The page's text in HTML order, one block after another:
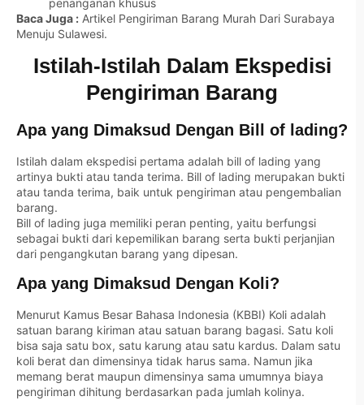
Baca Juga : Artikel Pengiriman Barang Murah Dari Surabaya
Menuju Sulawesi.
Istilah-Istilah Dalam Ekspedisi
Pengiriman Barang
Apa yang Dimaksud Dengan Bill of lading?
Istilah dalam ekspedisi pertama adalah bill of lading yang
artinya bukti atau tanda terima. Bill of lading merupakan bukti
atau tanda terima, baik untuk pengiriman atau pengembalian
barang.
Bill of lading juga memiliki peran penting, yaitu berfungsi
sebagai bukti dari kepemilikan barang serta bukti perjanjian
dari pengangkutan barang yang dipesan.
Apa yang Dimaksud Dengan Koli?
Menurut Kamus Besar Bahasa Indonesia (KBBI) Koli adalah
satuan barang kiriman atau satuan barang bagasi. Satu koli
bisa saja satu box, satu karung atau satu kardus. Dalam satu
koli berat dan dimensinya tidak harus sama. Namun jika
memang berat maupun dimensinya sama umumnya biaya
pengiriman dihitung berdasarkan pada jumlah kolinya.